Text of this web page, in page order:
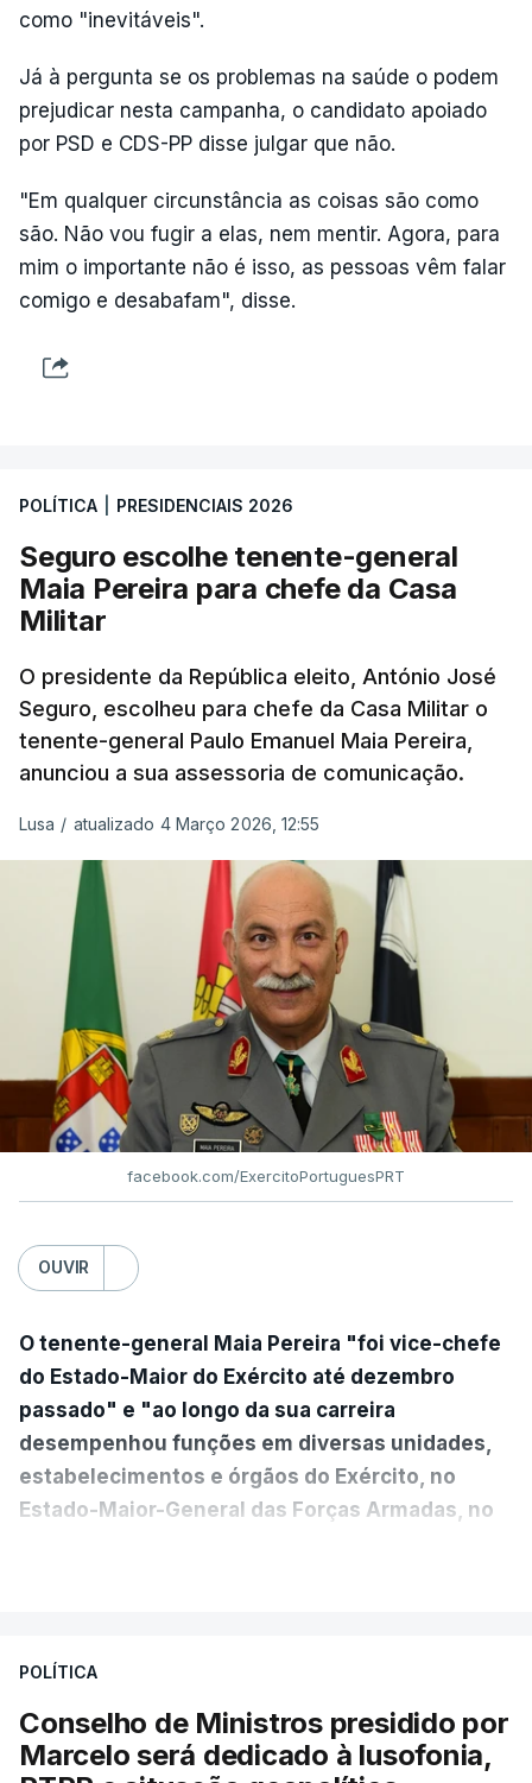
como "inevitáveis".
Já à pergunta se os problemas na saúde o podem
prejudicar nesta campanha, o candidato apoiado
por PSD e CDS-PP disse julgar que não.
"Em qualquer circunstância as coisas são como
são. Não vou fugir a elas, nem mentir. Agora, para
mim o importante não é isso, as pessoas vêm falar
comigo e desabafam", disse.
POLÍTICA PRESIDENCIAIS 2026
Seguro escolhe tenente-general
Maia Pereira para chefe da Casa
Militar
O presidente da República eleito, António José
Seguro, escolheu para chefe da Casa Militar o
tenente-general Paulo Emanuel Maia Pereira,
anunciou a sua assessoria de comunicação.
Lusa / atualizado 4 Março 2026, 12:55
facebook.com/ExercitoPortuguesPRT
OUVIR
O tenente-general Maia Pereira "foi vice-chefe
do Estado-Maior do Exército até dezembro
passado" e "ao longo da sua carreira
desempenhou funções em diversas unidades,
estabelecimentos e órgãos do Exército, no
Estado-Maior-General das Forças Armadas, no
Da sua experiência no terreno, é destacada a
Forças Nacionais Destacadas, como
comandante do 2.º Batalhão Mecanizado, da
POLÍTICA
Conselho de Ministros presidido por
Marcelo será dedicado à lusofonia,